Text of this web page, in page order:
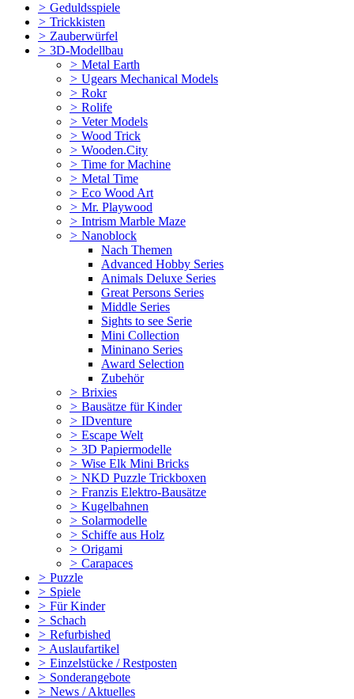
> Geduldsspiele
> Trickkisten
> Zauberwürfel
> 3D-Modellbau
> Metal Earth
> Ugears Mechanical Models
> Rokr
> Rolife
> Veter Models
> Wood Trick
> Wooden.City
> Time for Machine
> Metal Time
> Eco Wood Art
> Mr. Playwood
> Intrism Marble Maze
> Nanoblock
Nach Themen
Advanced Hobby Series
Animals Deluxe Series
Great Persons Series
Middle Series
Sights to see Serie
Mini Collection
Mininano Series
Award Selection
Zubehör
> Brixies
> Bausätze für Kinder
> IDventure
> Escape Welt
> 3D Papiermodelle
> Wise Elk Mini Bricks
> NKD Puzzle Trickboxen
> Franzis Elektro-Bausätze
> Kugelbahnen
> Solarmodelle
> Schiffe aus Holz
> Origami
> Carapaces
> Puzzle
> Spiele
> Für Kinder
> Schach
> Refurbished
> Auslaufartikel
> Einzelstücke / Restposten
> Sonderangebote
> News / Aktuelles